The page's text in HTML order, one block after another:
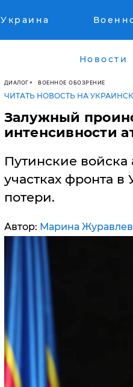
Украина
Новости
ДИАЛОГ ВОЕННОЕ ОБОЗРЕНИЕ
ЧИТАТЬ НОВОСТЬ НА
​Залужный
интенсивности
Путинские войска
участках фронта в
потери.
Автор: Марина